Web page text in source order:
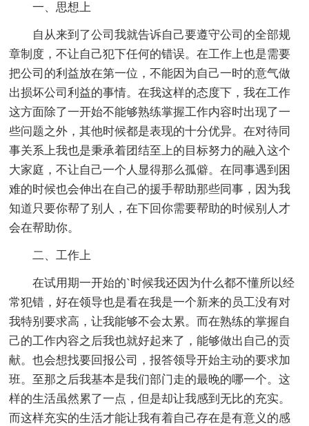
一、思想上
自从来到了公司我就告诉自己要遵守公司的全部规
章制度，不让自己犯下任何的错误。在工作上也是需要
把公司的利益放在第一位，不能因为自己一时的意气做
出损坏公司利益的事情。在我这样的态度下，我在工作
这方面除了一开始不能够熟练掌握工作内容时出现了一
些问题之外，其他时候都是表现的十分优异。在对待同
事关系上我也是秉承着团结至上的目标努力的融入这个
大家庭，不让自己一个人显得那么孤僻。在同事遇到困
难的时候也会伸出在自己的援手帮助那些同事，因为我
知道只要你帮了别人，在下回你需要帮助的时候别人才
会在帮助你。
二、工作上
在试用期一开始的`时候我还因为什么都不懂所以经
常犯错，好在领导也是看在我是一个新来的员工没有对
我特别要求高，让我能够不会太累。而在熟练的掌握自
己的工作内容之后我也就好起来了，能够做出自己的贡
献。也会想找要回报公司，报答领导开始主动的要求加
班。至那之后我基本是我们部门走的最晚的哪一个。这
样的生活虽然累了一点，但是却让我感到无比的充实。
而这样充实的生活才能让我有着自己存在是有意义的感